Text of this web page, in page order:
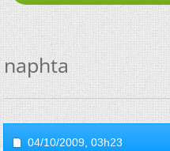
naphta
04/10/2009, 03h23